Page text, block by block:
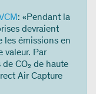
: «Pendant la
devraient
les émissions en
valeur. Par
CO₂ de haute
Air Capture